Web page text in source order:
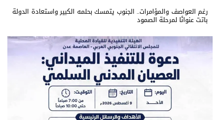
رغم العواصف والمؤامرات.. الجنوب يتمسك بحلمه الكبير واستعادة الدولة
باتت عنوانًا لمرحلة الصمود